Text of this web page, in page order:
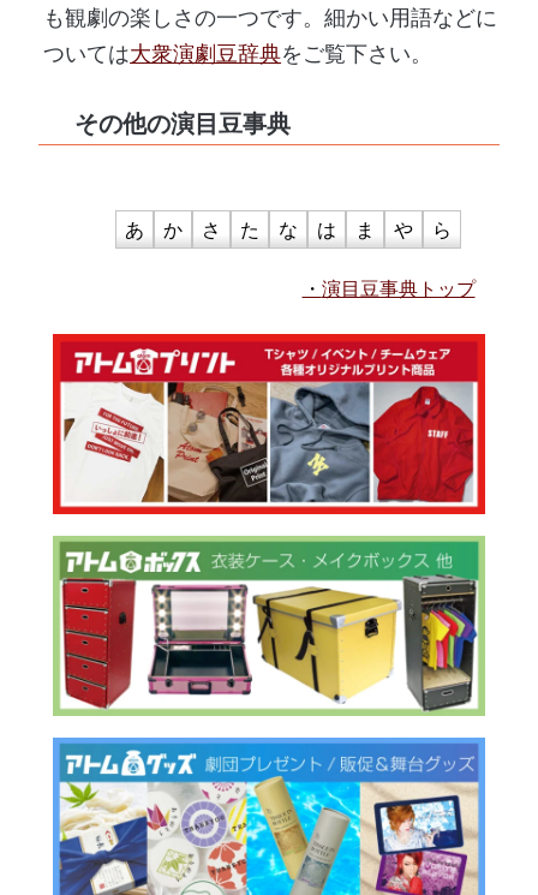
も観劇の楽しさの一つです。細かい用語などに
ついては大衆演劇豆辞典をご覧下さい。
その他の演目豆事典
あ か さ た な は ま や ら
演目豆事典トップ